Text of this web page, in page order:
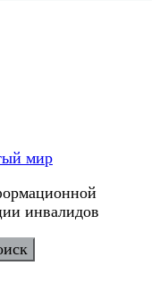
мир
инвалидов